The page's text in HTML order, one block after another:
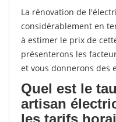
La rénovation de
considérablement en
à estimer le prix de
présenterons les
et vous donnerons des
Quel est le
artisan
les tarifs